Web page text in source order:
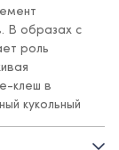
В образах с
роль
клеш в
кукольный